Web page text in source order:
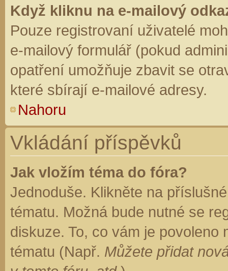
Když kliknu na e-mailový
Pouze registrovaní uživatelé
e-mailový formulář (pokud
opatření umožňuje zbavit se
které sbírají e-mailové adresy.
Nahoru
Vkládání příspěvků
Jak vložím téma do fóra?
Jednoduše. Klikněte na
tématu. Možná bude nutné se
diskuze. To, co vám je
tématu (Např. Můžete přidat